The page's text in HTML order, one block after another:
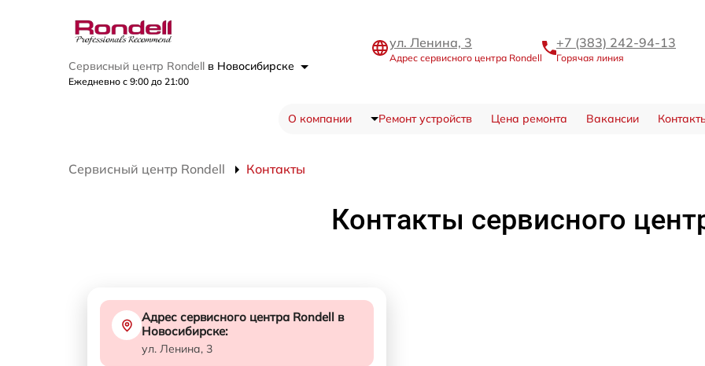
Сервисный центр Rondell в Новосибирске
Ежедневно с 9:00 до 21:00
ул. Ленина, 3
Адрес сервисного центра Rondell
+7 (383) 242-94-13
Горячая линия
О компании Ремонт устройств Цена ремонта Вакансии
Сервисный центр Rondell Контакты
Контакты сервисного
Адрес сервисного центра Rondell в
Новосибирске:
ул. Ленина, 3